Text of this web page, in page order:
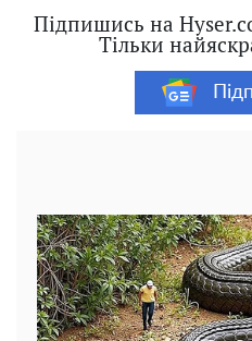
Підпишись на
Тільки